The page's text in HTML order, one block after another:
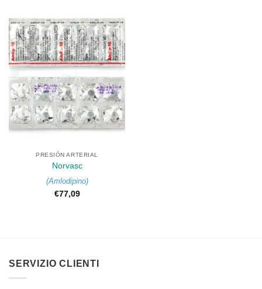
PRESIÓN ARTERIAL
Norvasc
(Amlodipino)
€77,09
SERVIZIO CLIENTI